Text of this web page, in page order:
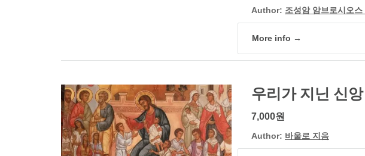
Author: 조성암 암브로시오스
More info →
우리가 지닌 신앙
7,000원
Author: 바울로 지음